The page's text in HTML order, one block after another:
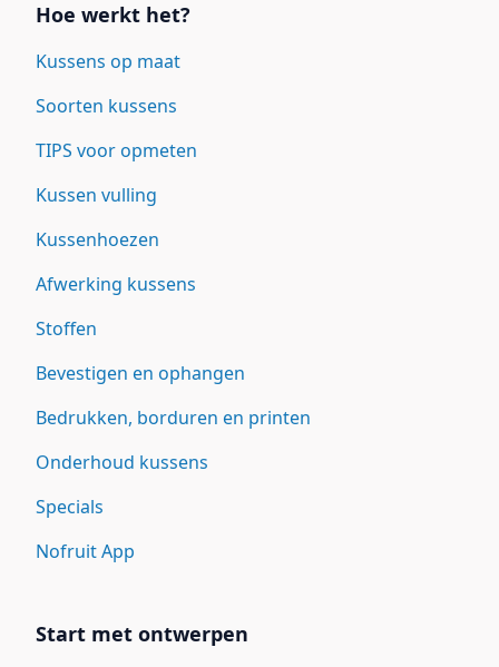
Hoe werkt het?
Kussens op maat
Soorten kussens
TIPS voor opmeten
Kussen vulling
Kussenhoezen
Afwerking kussens
Stoffen
Bevestigen en ophangen
Bedrukken, borduren en printen
Onderhoud kussens
Specials
Nofruit App
Start met ontwerpen